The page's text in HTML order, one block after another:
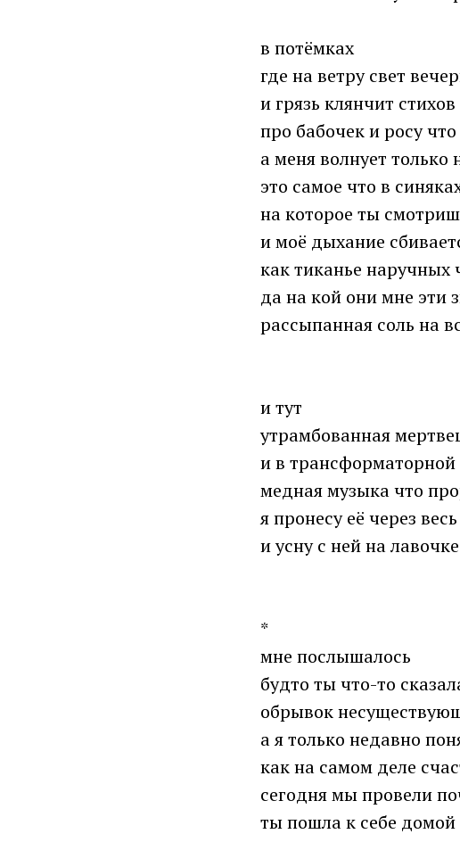
в потёмках
где на ветру свет
и грязь клянчит стихов
про бабочек и росу
а меня волнует только
это самое что в
на которое ты
и моё дыхание
как тиканье
да на кой они мне эти
рассыпанная соль на
и тут
утрамбованная
и в трансформаторной
медная музыка что
я пронесу её через
и усну с ней на лавочке
*
мне послышалось
будто ты что-то
обрывок
а я только недавно
как на самом деле
сегодня мы провели
ты пошла к себе домой